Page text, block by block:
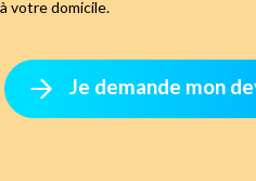
à votre domicile.
Je demande mon